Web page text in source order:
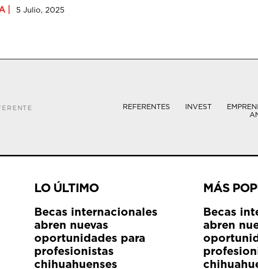
5 Julio, 2025
REFERENTES INVEST
LO ÚLTIMO
Becas internacionales
abren nuevas
oportunidades para
profesionistas
chihuahuenses
MÁS
Becas
abren